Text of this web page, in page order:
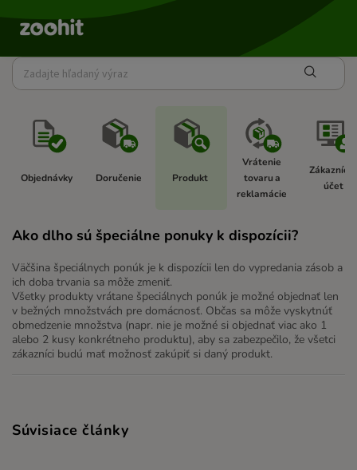
Objednávky Doručenie Produkt
Vrátenie
tovaru a
reklamácie
účet
Ako dlho sú špeciálne ponuky k dispozícii?
Väčšina špeciálnych ponúk je k dispozícii len do vypredania zásob a
ich doba trvania sa môže zmeniť.
Všetky produkty vrátane špeciálnych ponúk je možné objednať len
v bežných množstvách pre domácnosť. Občas sa môže vyskytnúť
obmedzenie množstva (napr. nie je možné si objednať viac ako 1
alebo 2 kusy konkrétneho produktu), aby sa zabezpečilo, že všetci
zákazníci budú mať možnosť zakúpiť si daný produkt.
Súvisiace články